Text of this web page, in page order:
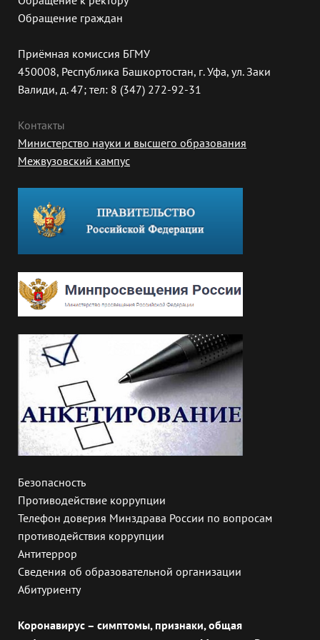
Обращение граждан
Приёмная комиссия БГМУ
450008, Республика Башкортостан, г. Уфа, ул. Заки
Валиди, д. 47; тел: 8 (347) 272-92-31
Контакты
Министерство науки и высшего образования
Межвузовский кампус
Безопасность
Противодействие коррупции
Телефон доверия Минздрава России по вопросам
противодействия коррупции
Антитеррор
Сведения об образовательной организации
Абитуриенту
Коронавирус – симптомы, признаки, общая